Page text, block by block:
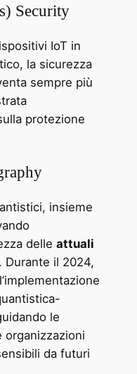
Security
IoT in
la sicurezza
sempre più
protezione
insieme
delle attuali
. Durante il 2024,
le
organizzazioni
da futuri